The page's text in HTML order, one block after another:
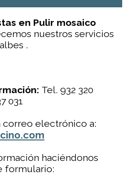
en Pulir mosaico
nuestros servicios
.
Tel. 932 320
031
correo electrónico a:
haciéndonos
formulario: